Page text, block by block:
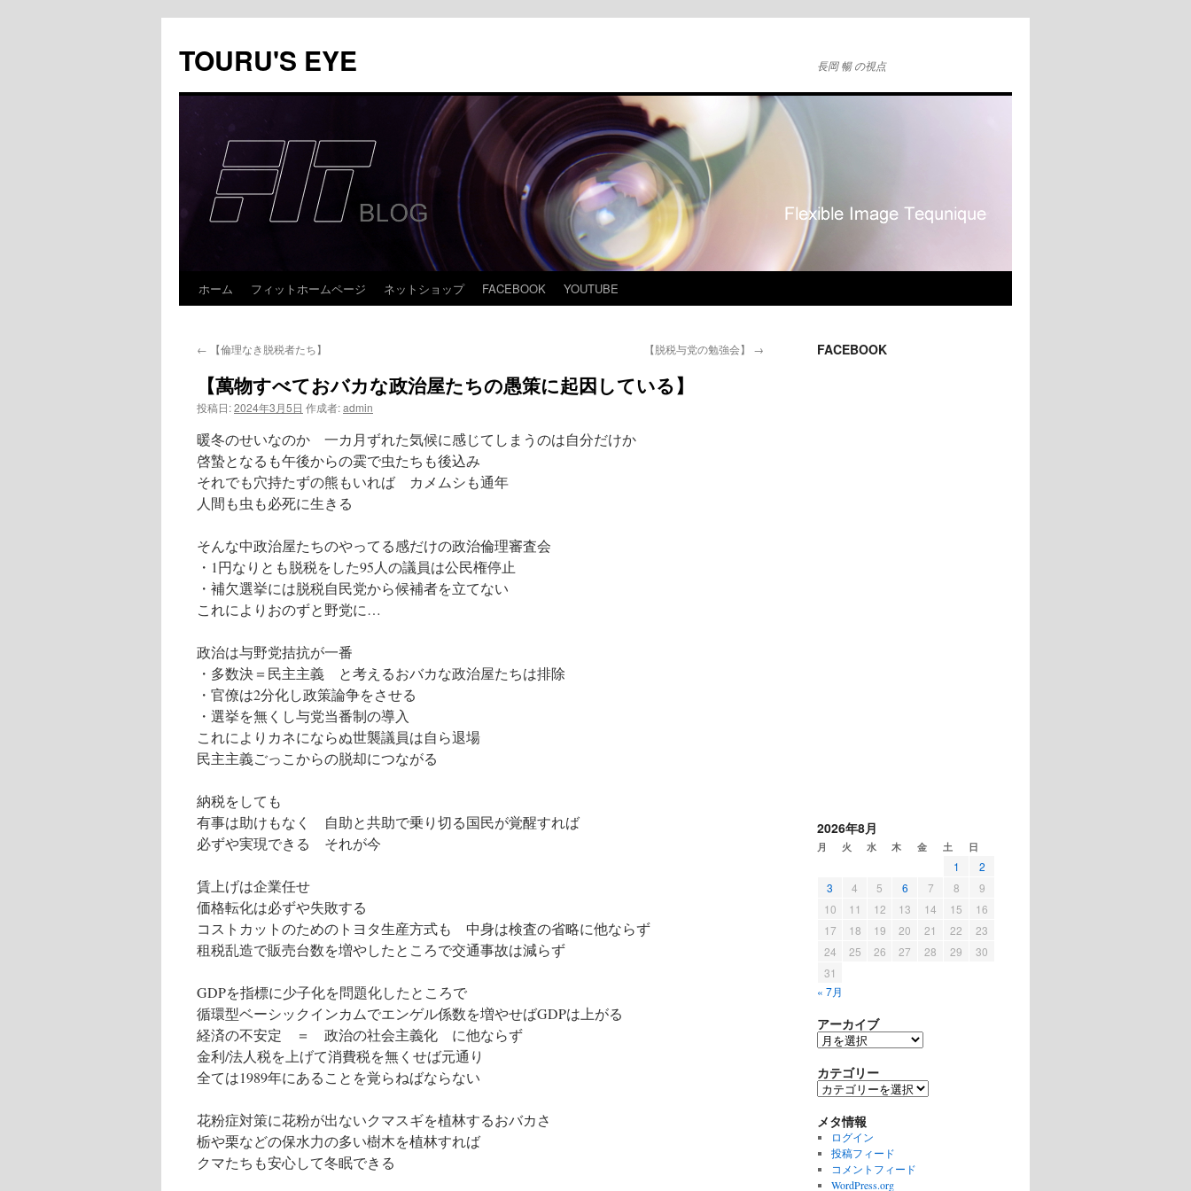
テ
ン
TOURU'S EYE 長岡 暢 の視点
ホーム フィットホームページ ネットショップ FACEBOOK YOUTUBE
← 【倫理なき脱税者たち】 【脱税与党の勉強会】 →
【萬物すべておバカな政治屋たちの愚策に起因している】
投稿日:2024年3月5日 作成者:admin
暖冬のせいなのか 一カ月ずれた気候に感じてしまうのは自分だけか
啓蟄となるも午後からの霙で虫たちも後込み
それでも穴持たずの熊もいれば カメムシも通年
人間も虫も必死に生きる
そんな中政治屋たちのやってる感だけの政治倫理審査会
・1円なりとも脱税をした95人の議員は公民権停止
・補欠選挙には脱税自民党から候補者を立てない
これによりおのずと野党に…
政治は与野党拮抗が一番
・多数決＝民主主義 と考えるおバカな政治屋たちは排除
・官僚は2分化し政策論争をさせる
・選挙を無くし与党当番制の導入
これによりカネにならぬ世襲議員は自ら退場
民主主義ごっこからの脱却につながる
納税をしても
有事は助けもなく 自助と共助で乗り切る国民が覚醒すれば
必ずや実現できる それが今
賃上げは企業任せ
価格転化は必ずや失敗する
コストカットのためのトヨタ生産方式も 中身は検査の省略に他ならず
租税乱造で販売台数を増やしたところで交通事故は減らず
GDPを指標に少子化を問題化したところで
循環型ベーシックインカムでエンゲル係数を増やせばGDPは上がる
経済の不安定 ＝ 政治の社会主義化 に他ならず
金利/法人税を上げて消費税を無くせば元通り
全ては1989年にあることを覚らねばならない
花粉症対策に花粉が出ないクマスギを植林するおバカさ
栃や栗などの保水力の多い樹木を植林すれば
クマたちも安心して冬眠できる
FACEBOOK
2026年8月
月 火 水 木 金 土 日
1
2
3
4 5 6 7 8
9
10
11 12 13 14 15
16
17
18 19 20 21 22
23
24
25 26 27 28 29
30
31
« 7月
アーカイブ
ア
カ
イ
カテゴリー
カ
ゴ
リ
ー
メタ情報
ログイン
投稿フィード
コメントフィード
WordPress.org